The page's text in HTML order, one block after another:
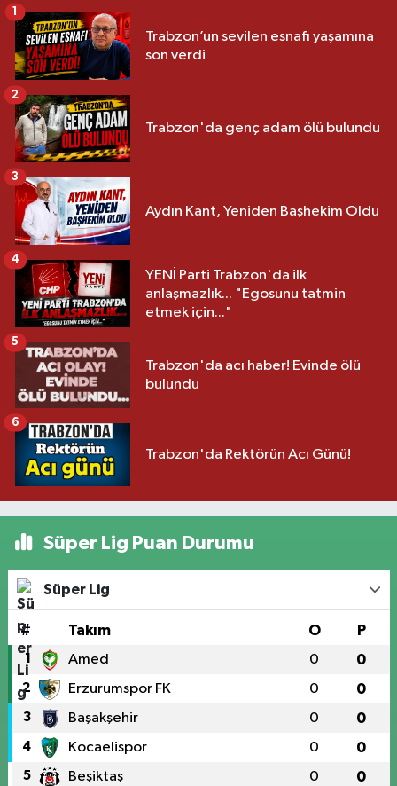
Trabzon’un sevilen esnafı yaşamına
son verdi
1
Trabzon'da genç adam ölü bulundu
2
Aydın Kant, Yeniden Başhekim Oldu
3
YENİ Parti Trabzon'da ilk
anlaşmazlık... "Egosunu tatmin
etmek için..."
4
Trabzon'da acı haber! Evinde ölü
bulundu
5
Trabzon'da Rektörün Acı Günü!
6
Süper Lig Puan Durumu
Süper Lig
# Takım O P
1 Amed 0 0
2 Erzurumspor FK 0 0
3 Başakşehir 0 0
4 Kocaelispor 0 0
5 Beşiktaş 0 0